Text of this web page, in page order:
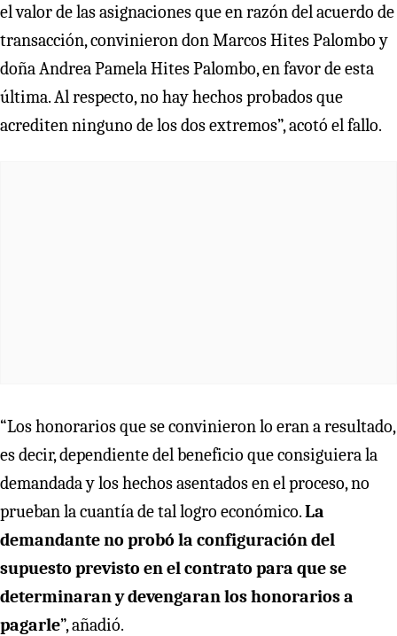
el valor de las asignaciones que en razón del acuerdo de
transacción, convinieron don Marcos Hites Palombo y
doña Andrea Pamela Hites Palombo, en favor de esta
última. Al respecto, no hay hechos probados que
acrediten ninguno de los dos extremos”, acotó el fallo.
“Los honorarios que se convinieron lo eran a resultado,
es decir, dependiente del beneficio que consiguiera la
demandada y los hechos asentados en el proceso, no
prueban la cuantía de tal logro económico.La
demandante no probó la configuración del
supuesto previsto en el contrato para que se
determinaran y devengaran los honorarios a
pagarle”, añadió.